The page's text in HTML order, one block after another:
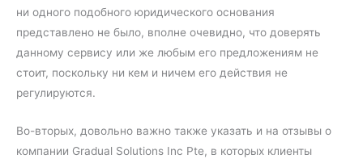
ни одного подобного юридического основания
представлено не было, вполне очевидно, что доверять
данному сервису или же любым его предложениям не
стоит, поскольку ни кем и ничем его действия не
регулируются.
Во-вторых, довольно важно также указать и на отзывы о
компании Gradual Solutions Inc Pte, в которых клиенты